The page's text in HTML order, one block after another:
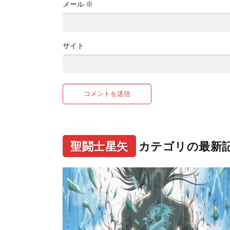
メール ※
サイト
聖闘士星矢 カテゴリの最新